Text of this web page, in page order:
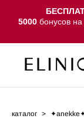
5000 бонусов
каталог >